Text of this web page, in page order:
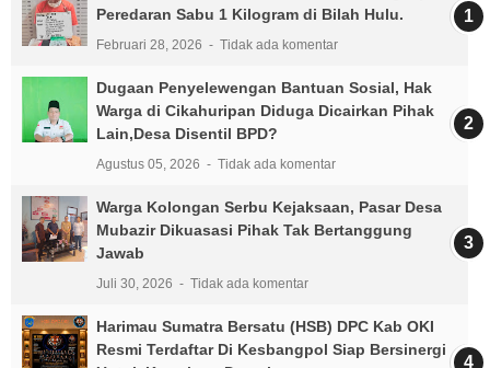
Peredaran Sabu 1 Kilogram di Bilah Hulu.
Februari 28, 2026 Tidak ada komentar
Dugaan Penyelewengan Bantuan Sosial, Hak
Warga di Cikahuripan Diduga Dicairkan Pihak
Lain,Desa Disentil BPD?
Agustus 05, 2026 Tidak ada komentar
Warga Kolongan Serbu Kejaksaan, Pasar Desa
Mubazir Dikuasasi Pihak Tak Bertanggung
Jawab
Juli 30, 2026 Tidak ada komentar
Harimau Sumatra Bersatu (HSB) DPC Kab OKI
Resmi Terdaftar Di Kesbangpol Siap Bersinergi